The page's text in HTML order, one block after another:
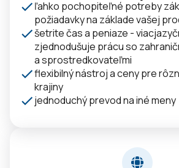
ľahko pochopiteľné potreby
požiadavky na základe vašej
šetrite čas a peniaze -
zjednodušuje prácu so
a sprostredkovateľmi
flexibilný nástroj a ceny pre
krajiny
jednoduchý prevod na iné meny